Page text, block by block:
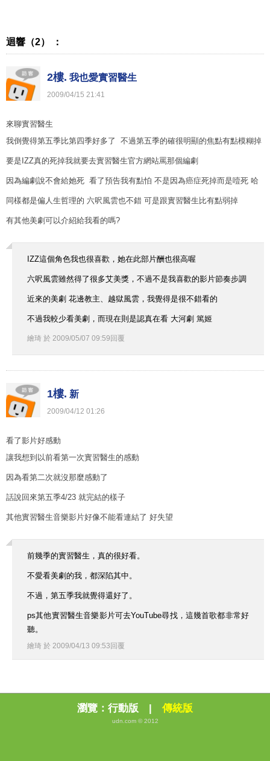
迴響（2） ：
2樓. 我也愛實習醫生
2009/04/15 21:41
來聊實習醫生
我倒覺得第五季比第四季好多了 不過第五季的確很明顯的焦點有點模糊掉
要是IZZ真的死掉我就要去實習醫生官方網站罵那個編劇
因為編劇說不會給她死 看了預告我有點怕 不是因為癌症死掉而是噎死 哈
同樣都是偏人生哲理的 六呎風雲也不錯 可是跟實習醫生比有點弱掉
有其他美劇可以介紹給我看的嗎?
IZZ這個角色我也很喜歡，她在此部片酬也很高喔
六呎風雲雖然得了很多艾美獎，不過不是我喜歡的影片節奏步調
近來的美劇 花邊教主、越獄風雲，我覺得是很不錯看的
不過我較少看美劇，而現在則是認真在看 大河劇 篤姬
繪琦 於 2009/05/07 09:59 回覆
1樓. 新
2009/04/12 01:26
看了影片好感動
讓我想到以前看第一次實習醫生的感動
因為看第二次就沒那麼感動了
話說回來第五季4/23 就完結的樣子
其他實習醫生音樂影片好像不能看連結了 好失望
前幾季的實習醫生，真的很好看。
不愛看美劇的我，都深陷其中。
不過，第五季我就覺得還好了。
ps其他實習醫生音樂影片可去YouTube尋找，這幾首歌都非常好
聽。
繪琦 於 2009/04/13 09:53 回覆
瀏覽： 行動版 | 傳統版
udn.com © 2012